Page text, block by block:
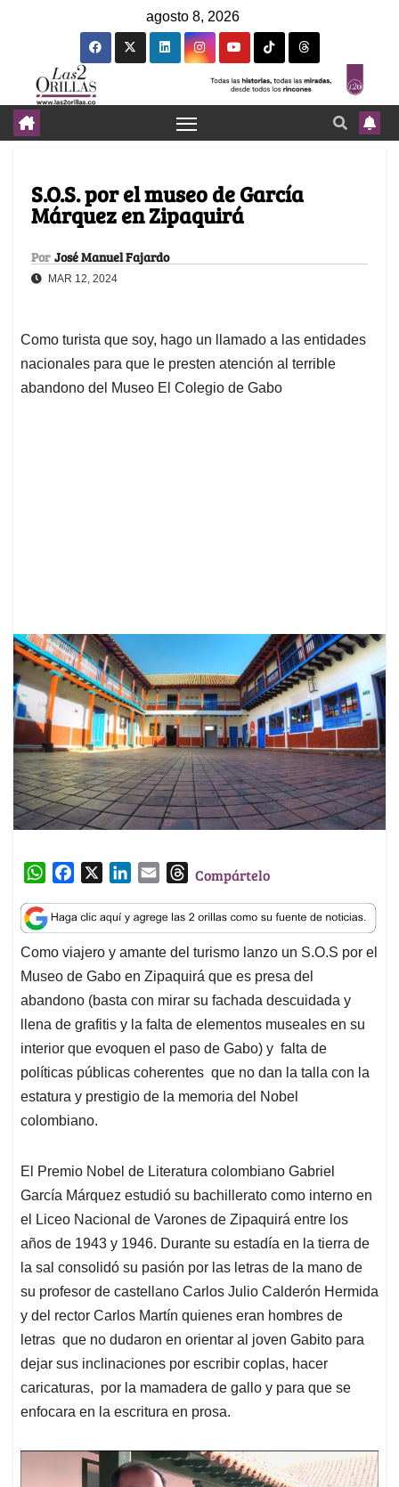
agosto 8, 2026
S.O.S. por el museo de García
Márquez en Zipaquirá
Por José Manuel Fajardo
MAR 12, 2024
Como turista que soy, hago un llamado a las entidades
nacionales para que le presten atención al terrible
abandono del Museo El Colegio de Gabo
W
a
t
s
A
p
p
c
e
b
o
o
k
n
k
e
d
I
n
a
i
l
T
r
e
a
d
s
Compártelo
Como viajero y amante del turismo lanzo un S.O.S por el
Museo de Gabo en Zipaquirá que es presa del
abandono (basta con mirar su fachada descuidada y
llena de grafitis y la falta de elementos museales en su
interior que evoquen el paso de Gabo) y falta de
políticas públicas coherentes que no dan la talla con la
estatura y prestigio de la memoria del Nobel
colombiano.
El Premio Nobel de Literatura colombiano Gabriel
García Márquez estudió su bachillerato como interno en
el Liceo Nacional de Varones de Zipaquirá entre los
años de 1943 y 1946. Durante su estadía en la tierra de
la sal consolidó su pasión por las letras de la mano de
su profesor de castellano Carlos Julio Calderón Hermida
y del rector Carlos Martín quienes eran hombres de
letras que no dudaron en orientar al joven Gabito para
dejar sus inclinaciones por escribir coplas, hacer
caricaturas, por la mamadera de gallo y para que se
enfocara en la escritura en prosa.